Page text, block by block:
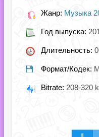
Жанр: Музыка
Год выпуска:
Длительность:
Формат/Кодек:
Bitrate: 208-320